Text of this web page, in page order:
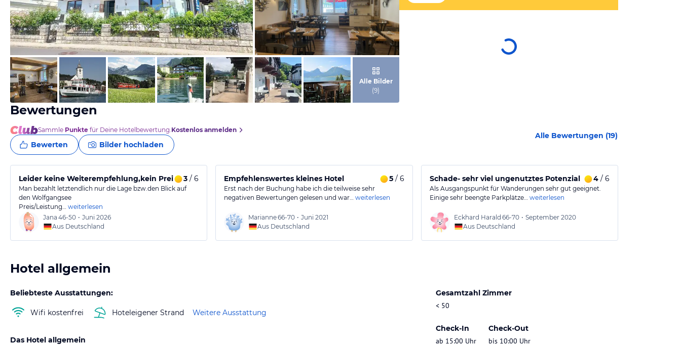
von Booking.com von Booking.com
Alle Bilder
(9)
Bewertungen
Sammle Punkte für Deine Hotelbewertung.Kostenlos anmelden
Bewerten Bilder hochladen
Alle Bewertungen (19)
Leider keine Weiterempfehlung,kein Preis/Leistungsverhältnis 😏
3 / 6
Man bezahlt letztendlich nur die Lage bzw.den Blick auf
den Wolfgangsee
Preis/Leistung… weiterlesen
Jana 46-50 • Juni 2026
Aus Deutschland
Empfehlenswertes kleines Hotel 5/ 6
Erst nach der Buchung habe ich die teilweise sehr
negativen Bewertungen gelesen und war… weiterlesen
Marianne66-70 • Juni 2021
Aus Deutschland
Schade- sehr viel ungenutztes Potenzial 4/ 6
Als Ausgangspunkt für Wanderungen sehr gut geeignet.
Einige sehr beengte Parkplätze… weiterlesen
Eckhard Harald 66-70 • September 2020
Aus Deutschland
Hotel allgemein
Beliebteste Ausstattungen:
Wifi kostenfrei Hoteleigener Strand Weitere Ausstattung
Gesamtzahl Zimmer
< 50
Check-In
ab 15:00 Uhr
Check-Out
bis 10:00 Uhr
Das Hotel allgemein